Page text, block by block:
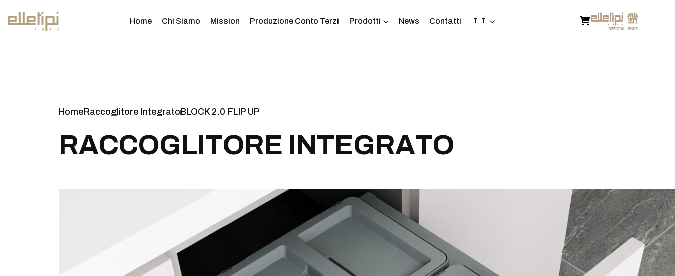
Home Chi Siamo Mission Produzione Conto Terzi Prodotti News Contatti 🇮🇹
HomeRaccoglitore IntegratoBLOCK 2.0 FLIP UP
RACCOGLITORE INTEGRATO